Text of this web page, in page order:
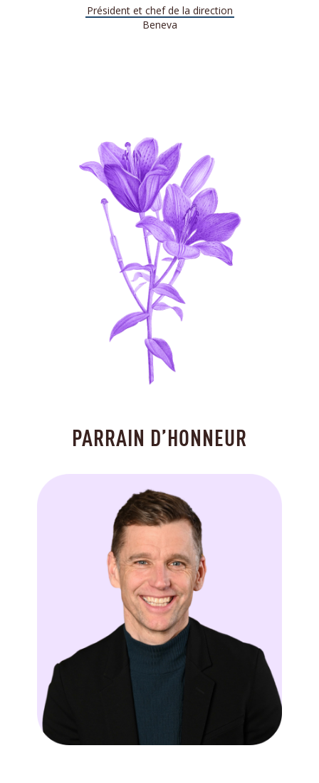
Président et chef de la direction
Beneva
PARRAIN D’HONNEUR